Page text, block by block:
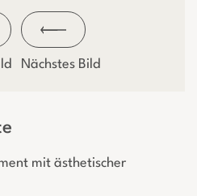
Nächstes Bild
mit ästhetischer